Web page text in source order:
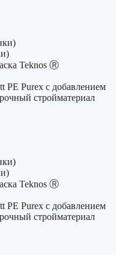
Teknos Ⓡ
PE Purex с добавлением
стройматериал
Teknos Ⓡ
PE Purex с добавлением
стройматериал